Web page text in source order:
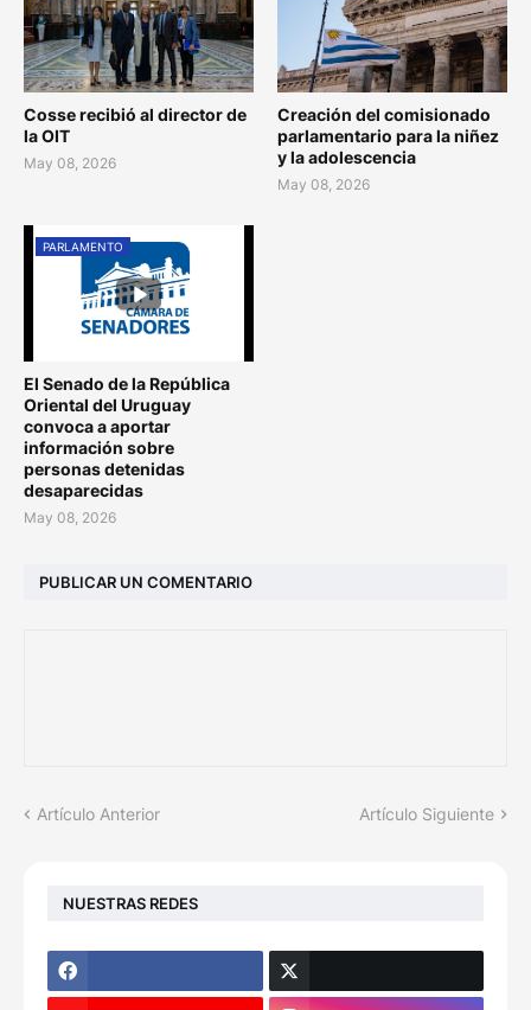
Cosse recibió al director de
la OIT
May 08, 2026
Creación del comisionado
parlamentario para la niñez
y la adolescencia
May 08, 2026
PARLAMENTO
El Senado de la República
Oriental del Uruguay
convoca a aportar
información sobre
personas detenidas
desaparecidas
May 08, 2026
PUBLICAR UN COMENTARIO
Artículo Anterior Artículo Siguiente
NUESTRAS REDES